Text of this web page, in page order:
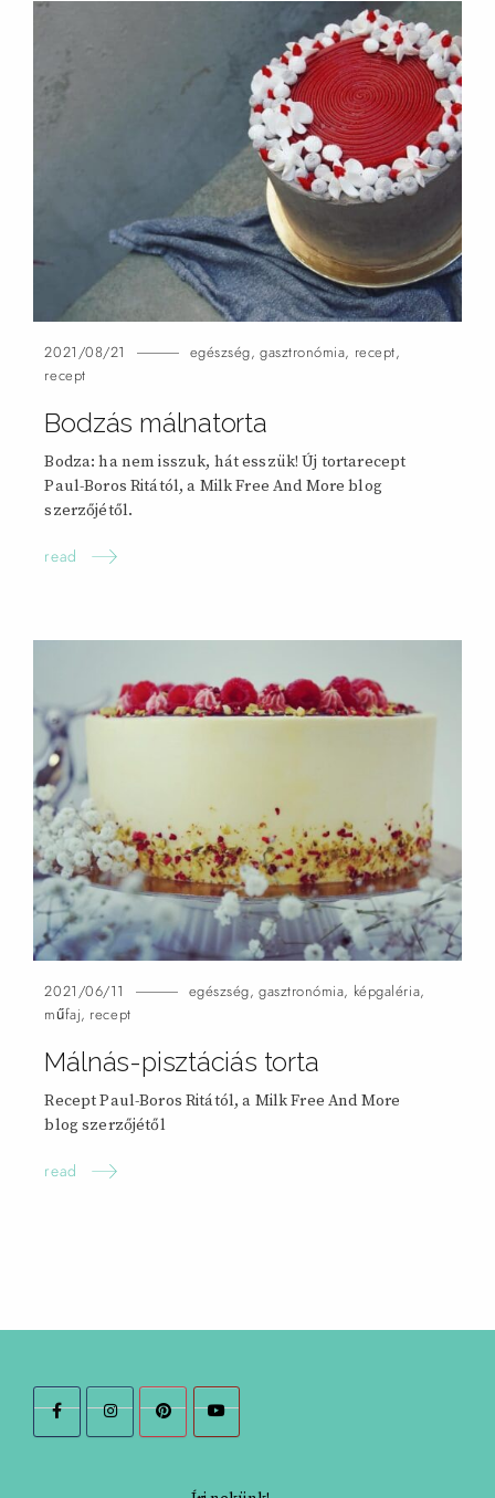
2021/08/21 egészség,gasztronómia, recept,
recept
Bodzás málnatorta
Bodza: ha nem isszuk, hát esszük! Új tortarecept
Paul-Boros Ritától, a Milk Free And More blog
szerzőjétől.
read
2021/06/11 egészség,gasztronómia, képgaléria,
műfaj, recept
Málnás-pisztáciás torta
Recept Paul-Boros Ritától, a Milk Free And More
blog szerzőjétől
read